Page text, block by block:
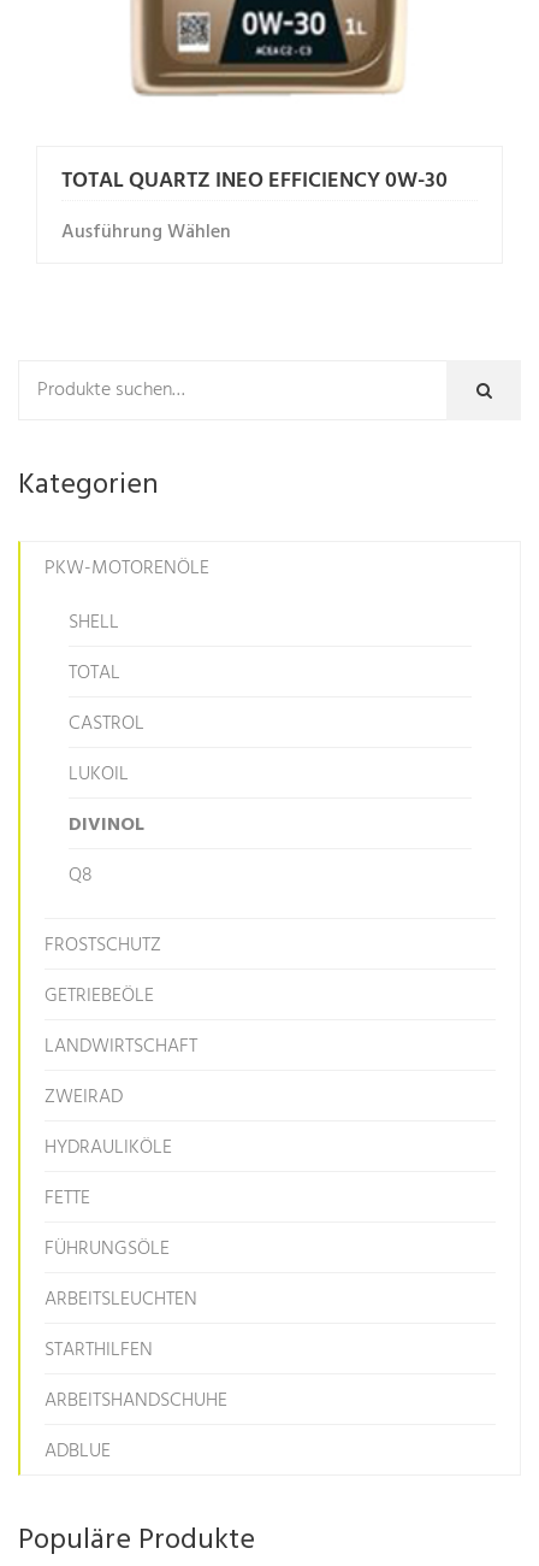
TOTAL QUARTZ INEO EFFICIENCY 0W-30
Ausführung Wählen
Kategorien
PKW-MOTORENÖLE
SHELL
TOTAL
CASTROL
LUKOIL
DIVINOL
Q8
FROSTSCHUTZ
GETRIEBEÖLE
LANDWIRTSCHAFT
ZWEIRAD
HYDRAULIKÖLE
FETTE
FÜHRUNGSÖLE
ARBEITSLEUCHTEN
STARTHILFEN
ARBEITSHANDSCHUHE
ADBLUE
Populäre Produkte